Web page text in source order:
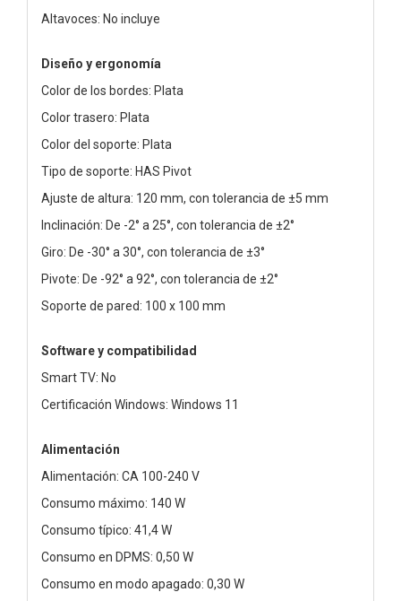
Altavoces: No incluye
Diseño y ergonomía
Color de los bordes: Plata
Color trasero: Plata
Color del soporte: Plata
Tipo de soporte: HAS Pivot
Ajuste de altura: 120 mm, con tolerancia de ±5 mm
Inclinación: De -2° a 25°, con tolerancia de ±2°
Giro: De -30° a 30°, con tolerancia de ±3°
Pivote: De -92° a 92°, con tolerancia de ±2°
Soporte de pared: 100 x 100 mm
Software y compatibilidad
Smart TV: No
Certificación Windows: Windows 11
Alimentación
Alimentación: CA 100-240 V
Consumo máximo: 140 W
Consumo típico: 41,4 W
Consumo en DPMS: 0,50 W
Consumo en modo apagado: 0,30 W